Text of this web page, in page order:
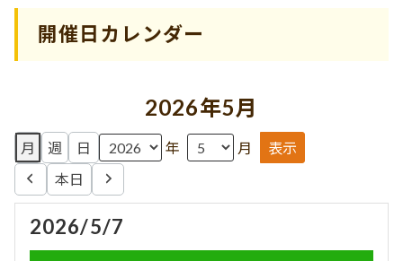
開催日カレンダー
2026年5月
月 週 日 年 月
前
本日
次
2026/5/7